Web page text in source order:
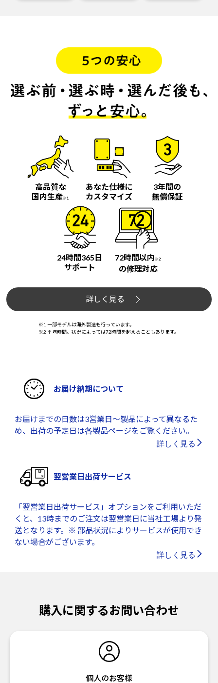
高品質な
国内生産※1
あなた仕様に
カスタマイズ
3年間の
無償保証
24時間365日
サポート
72時間以内 ※2
の修理対応
詳しく見る
※1 一部モデルは海外製造も行っています。
※2 平均時間。状況によっては72時間を超えることもあります。
お届け納期について
お届けまでの日数は3営業日～製品によって異なるた
め、出荷の予定日は各製品ページをご覧ください。
詳しく見る
翌営業日出荷サービス
「翌営業日出荷サービス」オプションをご利用いただ
くと、13時までのご注文は翌営業日に当社工場より発
送となります。※ 部品状況によりサービスが使用でき
ない場合がございます。
詳しく見る
購入に関するお問い合わせ
個人のお客様